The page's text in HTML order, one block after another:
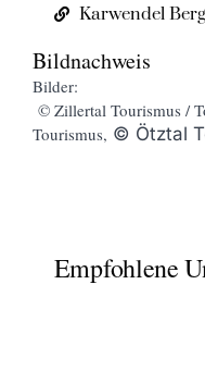
Karwendel
Bildnachweis
Bilder:
© Zillertal Tourismus /
Tourismus, © Ötztal
Empfohlene